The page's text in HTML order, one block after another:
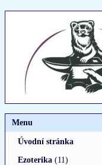
Menu
Úvodní stránka
Ezoterika (11)